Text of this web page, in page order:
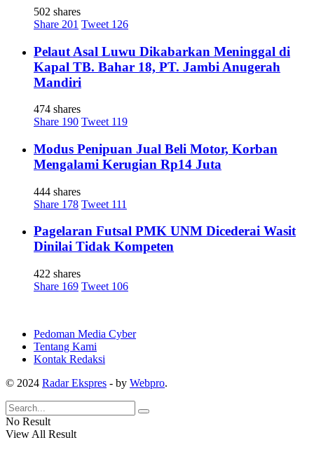
502 shares
Share 201 Tweet 126
Pelaut Asal Luwu Dikabarkan Meninggal di
Kapal TB. Bahar 18, PT. Jambi Anugerah
Mandiri
474 shares
Share 190 Tweet 119
Modus Penipuan Jual Beli Motor, Korban
Mengalami Kerugian Rp14 Juta
444 shares
Share 178 Tweet 111
Pagelaran Futsal PMK UNM Dicederai Wasit
Dinilai Tidak Kompeten
422 shares
Share 169 Tweet 106
Pedoman Media Cyber
Tentang Kami
Kontak Redaksi
© 2024 Radar Ekspres - by Webpro.
No Result
View All Result